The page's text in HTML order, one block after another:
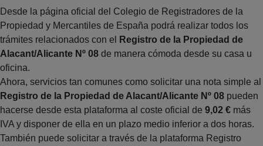
Desde la página oficial del Colegio de Registradores de la
Propiedad y Mercantiles de España podrá realizar todos los
trámites relacionados con el
Registro de la Propiedad de
Alacant/Alicante Nº 08 de manera cómoda desde su casa u
oficina.
Ahora, servicios tan comunes como solicitar una nota simple al
Registro de la Propiedad de Alacant/Alicante Nº 08 pueden
hacerse desde esta plataforma al coste oficial de 9,02 € más
IVA y disponer de ella en un plazo medio inferior a dos horas.
También puede solicitar a través de la plataforma Registro